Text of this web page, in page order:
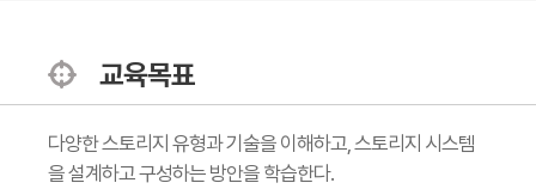
교육목표
다양한 스토리지 유형과 기술을 이해하고, 스토리지 시스템
을 설계하고 구성하는 방안을 학습한다.